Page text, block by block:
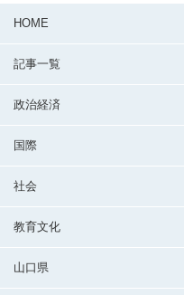
HOME
記事一覧
政治経済
国際
社会
教育文化
山口県